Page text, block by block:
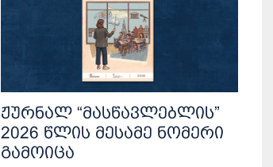
ჟურნალ “მასწავლებლის”
2026 წლის მესამე ნომერი
გამოიცა